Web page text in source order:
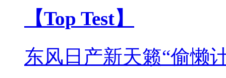
【Top Test】
东风日产新天籁“偷懒